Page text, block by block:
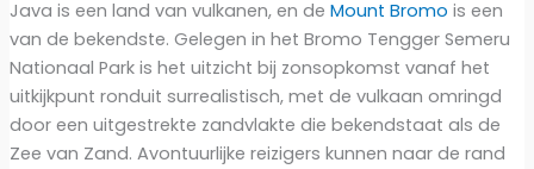
Java is een land van vulkanen, en de Mount Bromo is een
van de bekendste. Gelegen in het Bromo Tengger Semeru
Nationaal Park is het uitzicht bij zonsopkomst vanaf het
uitkijkpunt ronduit surrealistisch, met de vulkaan omringd
door een uitgestrekte zandvlakte die bekendstaat als de
Zee van Zand. Avontuurlijke reizigers kunnen naar de rand